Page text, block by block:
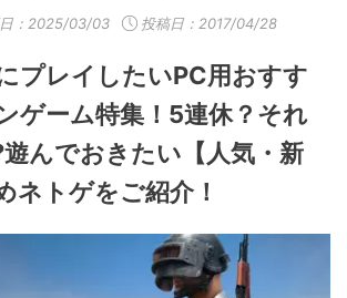
： 2025/03/03 投稿日：2017/04/28
プレイしたいPC用おすす
ゲーム特集！5連休？それ
んでおきたい【人気・新
ネトゲをご紹介！